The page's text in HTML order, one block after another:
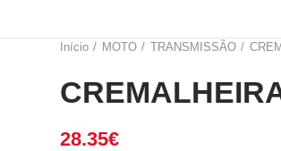
Início MOTO TRANSMISSÃO
28.35€